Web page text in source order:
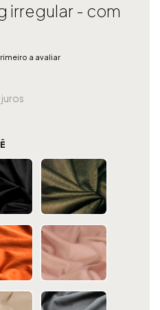
irregular - com
a avaliar
juros